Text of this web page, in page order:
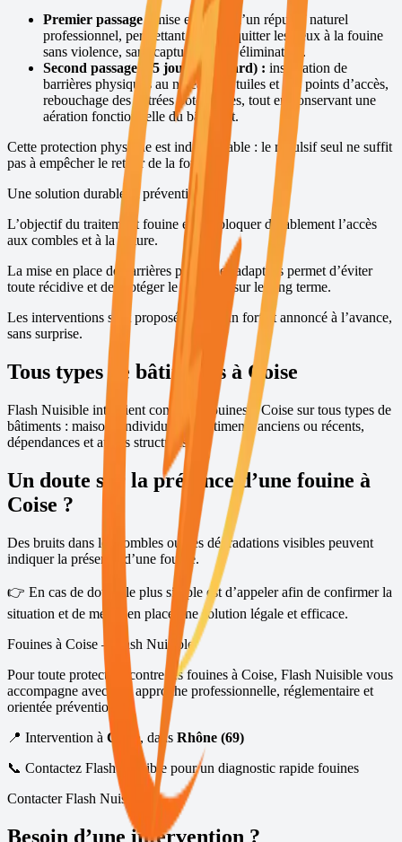
Premier passage :
mise en place d’un répulsif naturel
professionnel, permettant de faire quitter les lieux à la fouine
sans violence, sans capture et sans élimination.
Second passage (15 jours plus tard) : installation de
barrières physiques au niveau des tuiles et des points d’accès,
rebouchage des entrées potentielles, tout en conservant une
aération fonctionnelle du bâtiment.
Cette protection physique est indispensable : le répulsif seul ne suffit
pas à empêcher le retour de la fouine.
Une solution durable et préventive
L’objectif du traitement fouine est de bloquer durablement l’accès
aux combles et à la toiture.
La mise en place de barrières physiques adaptées permet d’éviter
toute récidive et de protéger le bâtiment sur le long terme.
Les interventions sont proposées avec un forfait annoncé à l’avance,
sans surprise.
Tous types de bâtiments à Coise
Flash Nuisible intervient contre les fouines àCoise sur tous types de
bâtiments : maisons individuelles, bâtiments anciens ou récents,
dépendances et autres structures.
Un doute sur la présence d’une fouine à
Coise ?
Des bruits dans les combles ou des dégradations visibles peuvent
indiquer la présence d’une fouine.
👉 En cas de doute, le plus simple est d’appeler afin de confirmer la
situation et de mettre en place une solution légale et efficace.
Fouines à Coise – Flash Nuisible
Pour toute protection contre les fouines à Coise, Flash Nuisible vous
accompagne avec une approche professionnelle, réglementaire et
orientée prévention.
📍 Intervention à Coise, dans Rhône (69)
📞 Contactez Flash Nuisible pour un diagnostic rapide fouines
Contacter Flash Nuisible
Besoin d’une intervention ?